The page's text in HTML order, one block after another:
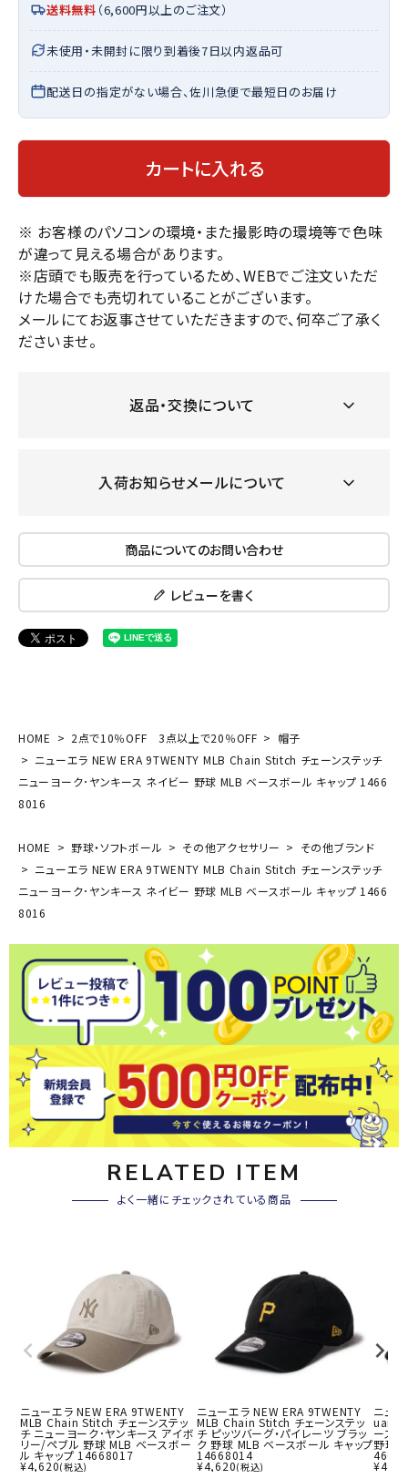
送料無料 （6,600円以上のご注文）
未使用・未開封に限り到着後7日以内返品可
配送日の指定がない場合、佐川急便で最短日のお届け
カートに入れる
※ お客様のパソコンの環境・また撮影時の環境等で色味
が違って見える場合があります。
※店頭でも販売を行っているため、WEBでご注文いただ
けた場合でも売切れていることがございます。
メールにてお返事させていただきますので、何卒ご了承く
ださいませ。
返品・交換について
入荷お知らせメールについて
商品についてのお問い合わせ
レビューを書く
HOME 2点で10％OFF 3点以上で20％OFF
帽子
ニューエラ NEW ERA 9TWENTY MLB Chain Stitch チェーンステッチ
ニューヨーク･ヤンキース ネイビー 野球 MLB ベースボール キャップ 1466
8016
HOME 野球・ソフトボール その他アクセサリー
その他ブランド
ニューエラ NEW ERA 9TWENTY MLB Chain Stitch チェーンステッチ
ニューヨーク･ヤンキース ネイビー 野球 MLB ベースボール キャップ 1466
8016
RELATED ITEM
よく一緒にチェックされている商品
ニューエラ NEW ERA 9TWENTY
MLB Chain Stitch チェーンステッ
チ ニューヨーク･ヤンキース アイボ
リー/ペブル 野球 MLB ベースボー
ル キャップ 14668017
¥4,620(税込)
ニューエラ NEW ERA 9TWENTY
MLB Chain Stitch チェーンステッ
チ ピッツバーグ・パイレーツ ブラッ
ク 野球 MLB ベースボール キャップ
14668014
¥4,620(税込)
ニュ
uance
ース
野球
¥